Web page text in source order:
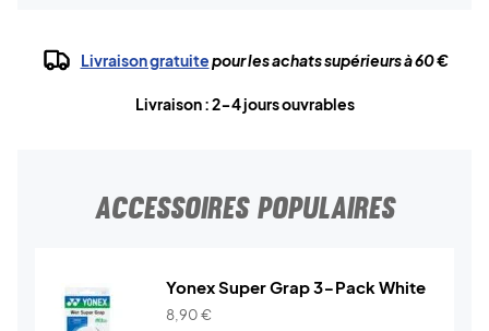
Livraison gratuitepour les achats supérieurs à 60 €
Livraison : 2-4 jours ouvrables
ACCESSOIRES POPULAIRES
Yonex Super Grap 3-Pack White
8,90€